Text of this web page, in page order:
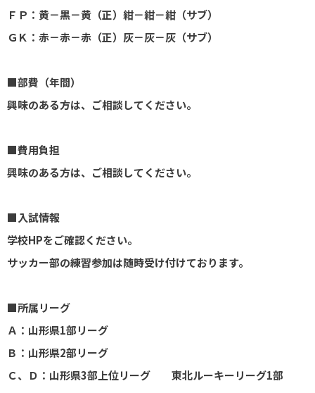
ＦＰ：黄－黒－黄（正）紺－紺－紺（サブ）
ＧＫ：赤－赤－赤（正）灰－灰－灰（サブ）
■部費（年間）
興味のある方は、ご相談してください。
■費用負担
興味のある方は、ご相談してください。
■入試情報
学校HPをご確認ください。
サッカー部の練習参加は随時受け付けております。
■所属リーグ
Ａ：山形県1部リーグ
Ｂ：山形県2部リーグ
Ｃ、Ｄ：山形県3部上位リーグ 東北ルーキーリーグ1部